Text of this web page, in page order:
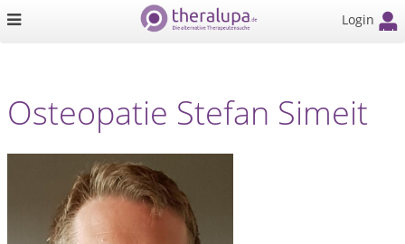
Login
Osteopatie Stefan Simeit